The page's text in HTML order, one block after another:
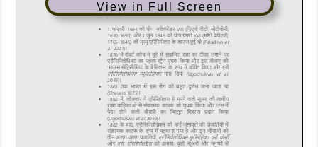
View in Full Screen